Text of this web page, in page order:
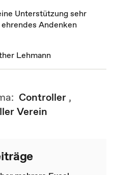
Unterstützung sehr
Andenken
Lehmann
Controller ,
Verein